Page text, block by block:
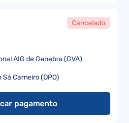
Cancelado
AIG de Genebra (GVA)
Carneiro (OPO)
pagamento